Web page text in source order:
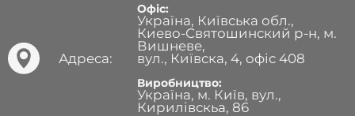
Адреса:
Офіс:
Україна, Київська обл.,
Киево-Святошинский р-н, м.
Вишневе,
вул., Київска, 4, офіс 408
Виробництво:
Україна, м. Київ, вул.,
Кирилівскьа, 86